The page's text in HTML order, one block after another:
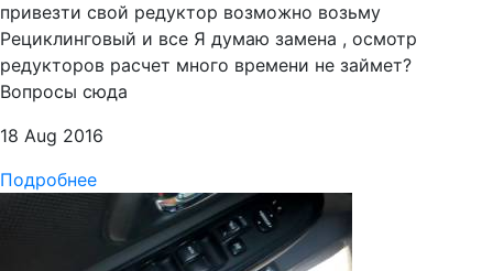
привезти свой редуктор возможно возьму
Рециклинговый и все Я думаю замена , осмотр
редукторов расчет много времени не займет?
Вопросы сюда
18 Aug 2016
Подробнее